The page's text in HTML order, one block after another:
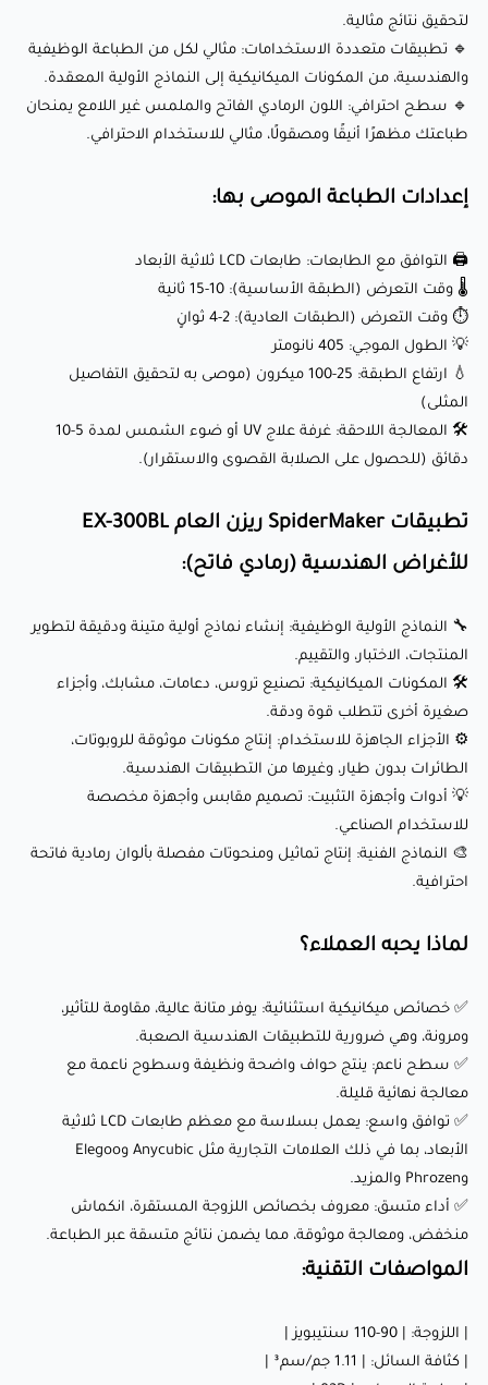
المثلى)
🛠️ المعالجة اللاحقة: غرفة علاج UV أو ضوء الشمس لمدة 5-10
دقائق (للحصول على الصلابة القصوى والاستقرار).
للأغراض الهندسية (رمادي فاتح):
🔧 النماذج الأولية الوظيفية: إنشاء نماذج أولية متينة ودقيقة
لتطوير المنتجات، الاختبار، والتقييم.
🛠️ المكونات الميكانيكية: تصنيع تروس، دعامات، مشابك، وأجزاء
صغيرة أخرى تتطلب قوة ودقة.
⚙️ الأجزاء الجاهزة للاستخدام: إنتاج مكونات موثوقة للروبوتات،
الطائرات بدون طيار، وغيرها من التطبيقات الهندسية.
للاستخدام الصناعي.
🎨 النماذج الفنية: إنتاج تماثيل ومنحوتات مفصلة بألوان رمادية
لماذا يحبه العملاء؟
✅ خصائص ميكانيكية استثنائية: يوفر متانة عالية، مقاومة للتأثير،
ومرونة، وهي ضرورية للتطبيقات الهندسية الصعبة.
✅ سطح ناعم: ينتج حواف واضحة ونظيفة وسطوح ناعمة مع
معالجة نهائية قليلة.
وPhrozen والمزيد.
منخفض، ومعالجة موثوقة، مما يضمن نتائج متسقة عبر الطباعة.
المواصفات التقنية:
| اللزوجة: | 90-110 سنتيبويز |
| كثافة السائل: | 1.11 جم/سم³ |
| صلابة السطح: | 82D |
| قوة الشد: | 36.6 ميجا باسكال |
ختامًا:
لتحقيق نتائج مثالية.
🔹 تطبيقات متعددة الاستخدامات: مثالي لكل من الطباعة الوظيفية
والهندسية، من المكونات الميكانيكية إلى النماذج الأولية المعقدة.
🔹 سطح احترافي: اللون الرمادي الفاتح والملمس غير اللامع يمنحان
طباعتك مظهرًا أنيقًا ومصقولًا، مثالي للاستخدام الاحترافي.
إعدادات الطباعة الموصى بها:
🖨️ التوافق مع الطابعات: طابعات LCD ثلاثية الأبعاد
🌡️ وقت التعرض (الطبقة الأساسية): 10-15 ثانية
⏱️ وقت التعرض (الطبقات العادية): 2-4 ثوانٍ
💡 الطول الموجي: 405 نانومتر
💧 ارتفاع الطبقة: 25-100 ميكرون (موصى به لتحقيق التفاصيل
المثلى)
🛠️ المعالجة اللاحقة: غرفة علاج UV أو ضوء الشمس لمدة 5-10
دقائق (للحصول على الصلابة القصوى والاستقرار).
تطبيقات SpiderMaker ريزن العام EX-300BL
للأغراض الهندسية (رمادي فاتح):
🔧 النماذج الأولية الوظيفية: إنشاء نماذج أولية متينة ودقيقة لتطوير
المنتجات، الاختبار، والتقييم.
🛠️ المكونات الميكانيكية: تصنيع تروس، دعامات، مشابك، وأجزاء
صغيرة أخرى تتطلب قوة ودقة.
⚙️ الأجزاء الجاهزة للاستخدام: إنتاج مكونات موثوقة للروبوتات،
الطائرات بدون طيار، وغيرها من التطبيقات الهندسية.
💡 أدوات وأجهزة التثبيت: تصميم مقابس وأجهزة مخصصة
للاستخدام الصناعي.
🎨 النماذج الفنية: إنتاج تماثيل ومنحوتات مفصلة بألوان رمادية فاتحة
احترافية.
لماذا يحبه العملاء؟
✅ خصائص ميكانيكية استثنائية: يوفر متانة عالية، مقاومة للتأثير،
ومرونة، وهي ضرورية للتطبيقات الهندسية الصعبة.
✅ سطح ناعم: ينتج حواف واضحة ونظيفة وسطوح ناعمة مع
معالجة نهائية قليلة.
✅ توافق واسع: يعمل بسلاسة مع معظم طابعات LCD ثلاثية
الأبعاد، بما في ذلك العلامات التجارية مثل Anycubic وElegoo
وPhrozen والمزيد.
✅ أداء متسق: معروف بخصائص اللزوجة المستقرة، انكماش
منخفض، ومعالجة موثوقة، مما يضمن نتائج متسقة عبر الطباعة.
المواصفات التقنية:
| اللزوجة: | 90-110 سنتيبويز |
| كثافة السائل: | 1.11 جم/سم³ |